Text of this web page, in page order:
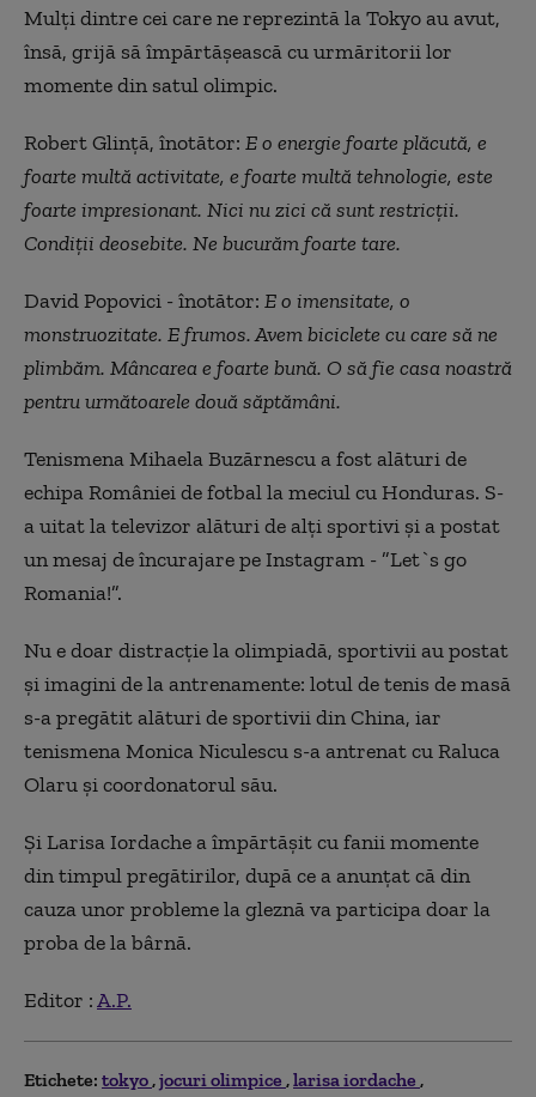
Mulți dintre cei care ne reprezintă la Tokyo au avut,
însă, grijă să împărtășească cu urmăritorii lor
momente din satul olimpic.
Robert Glință, înotător: E o energie foarte plăcută, e
foarte multă activitate, e foarte multă tehnologie, este
foarte impresionant. Nici nu zici că sunt restricții.
Condiții deosebite. Ne bucurăm foarte tare.
David Popovici - înotător: E o imensitate, o
monstruozitate. E frumos. Avem biciclete cu care să ne
plimbăm. Mâncarea e foarte bună. O să fie casa noastră
pentru următoarele două săptămâni.
Tenismena Mihaela Buzărnescu a fost alături de
echipa României de fotbal la meciul cu Honduras. S-
a uitat la televizor alături de alți sportivi și a postat
un mesaj de încurajare pe Instagram - ”Let`s go
Romania!”.
Nu e doar distracție la olimpiadă, sportivii au postat
și imagini de la antrenamente: lotul de tenis de masă
s-a pregătit alături de sportivii din China, iar
tenismena Monica Niculescu s-a antrenat cu Raluca
Olaru și coordonatorul său.
Și Larisa Iordache a împărtășit cu fanii momente
din timpul pregătirilor, după ce a anunțat că din
cauza unor probleme la gleznă va participa doar la
proba de la bârnă.
Editor :A.P.
Etichete: tokyo jocuri olimpice larisa iordache